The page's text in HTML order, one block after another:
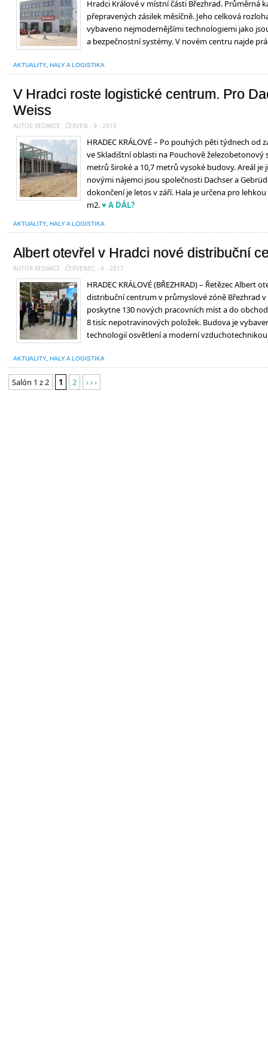
Hradci Králové v místní části Březhrad. Průměrná
přepravených zásilek měsíčně. Jeho celková
vybaveno nejmodernějšími technologiemi jako
a bezpečnostní systémy. V novém centru najde
AKTUALITY, HALY A LOGISTIKA
V Hradci roste logistické centrum. Pro
Weiss
AUTOR REDAKCE ČERVEN - 9 - 2018
HRADEC KRÁLOVÉ – Po pouhých pěti týdnech
ve Skladištní oblasti na Pouchově železobetonový
metrů široké a 10,7 metrů vysoké budovy. Areál je
novými nájemci jsou společnosti Dachser a
dokončení je letos v září. Hala je určena pro
m2.♥ A DÁL?
AKTUALITY, HALY A LOGISTIKA
Albert otevřel v Hradci nové distribuční
AUTOR REDAKCE ČERVENEC - 4 - 2017
HRADEC KRÁLOVÉ (BŘEZHRAD) – Řetězec Albert
distribuční centrum v průmyslové zóně Březhrad
poskytne 130 nových pracovních míst a do
8 tisíc nepotravinových položek. Budova je
technologií osvětlení a moderní
AKTUALITY, HALY A LOGISTIKA
Salón 1 z 2 1 2 › › ›